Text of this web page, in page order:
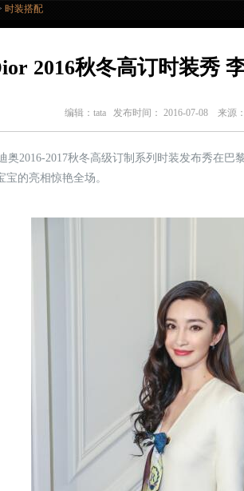
时装搭配
2016秋冬高订时装秀
编辑： tata 发布时间： 2016-07-08 来源
奥2016-2017秋冬高级订制系列时装发布秀在巴
宝的亮相惊艳全场。